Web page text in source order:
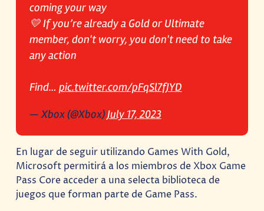
coming your way
💛 If you’re already a Gold or Ultimate
member, don't worry, you don't need to take
any action
Find… pic.twitter.com/pFqSl7fJYD
— Xbox (@Xbox)July 17, 2023
En lugar de seguir utilizando Games With Gold,
Microsoft permitirá a los miembros de Xbox Game
Pass Core acceder a una selecta biblioteca de
juegos que forman parte de Game Pass.